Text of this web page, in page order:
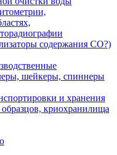
содержания СО?)
шейкеры, спиннеры
и хранения
образцов, криохранилища